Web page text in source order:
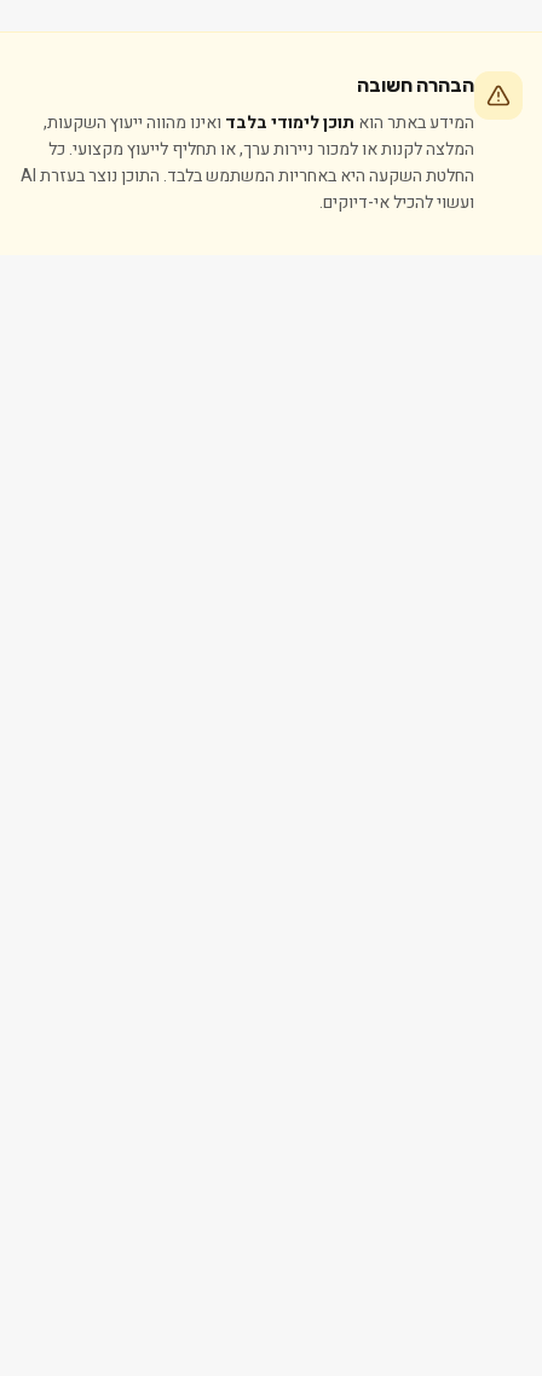
הבהרה חשובה
המידע באתר הוא תוכן לימודי בלבד ואינו מהווה ייעוץ השקעות,
המלצה לקנות או למכור ניירות ערך, או תחליף לייעוץ מקצועי. כל
החלטת השקעה היא באחריות המשתמש בלבד. התוכן נוצר בעזרת AI
ועשוי להכיל אי-דיוקים.